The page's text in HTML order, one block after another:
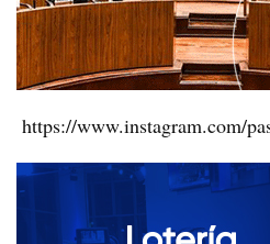
https://www.instagram.com/